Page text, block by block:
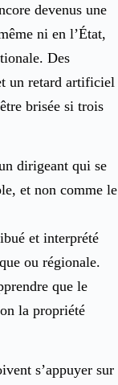
devenus une
ni en l’État,
Des
un retard artificiel
brisée si trois
dirigeant qui se
et non comme le
et interprété
ou régionale.
que le
la propriété
s’appuyer sur